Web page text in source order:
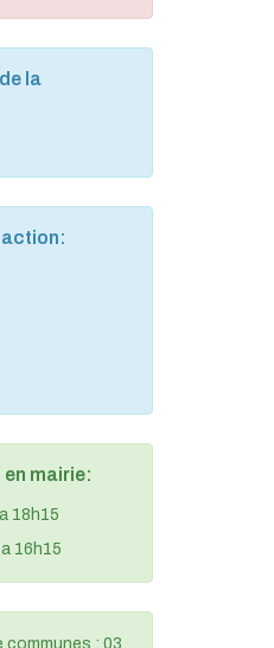
la
mairie:
18h15
16h15
communes : 03